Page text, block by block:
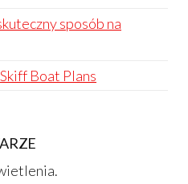
sposób na
Boat Plans